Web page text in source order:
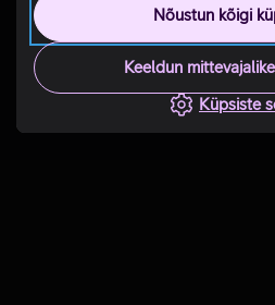
Nõustun kõigi
Keeldun
Küpsiste